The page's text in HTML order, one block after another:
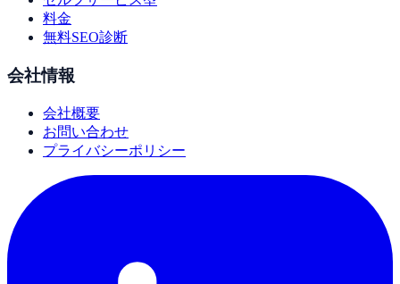
料金
無料SEO診断
会社情報
会社概要
お問い合わせ
プライバシーポリシー